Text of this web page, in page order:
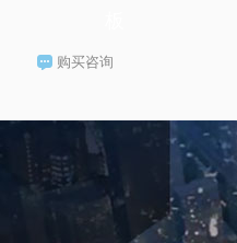
购买咨询